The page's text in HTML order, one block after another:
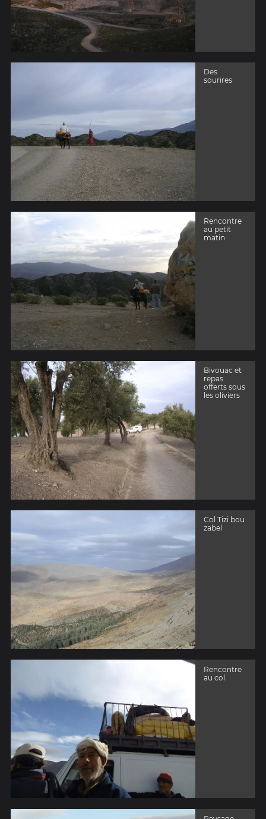
Des
sourires
Rencontre
au petit
matin
Bivouac et
repas
offerts sous
les oliviers
Col Tizi bou
zabel
Rencontre
au col